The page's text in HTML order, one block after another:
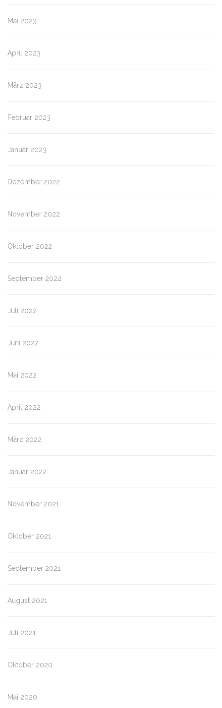
Mai 2023
April 2023
März 2023
Februar 2023
Januar 2023
Dezember 2022
November 2022
Oktober 2022
September 2022
Juli 2022
Juni 2022
Mai 2022
April 2022
März 2022
Januar 2022
November 2021
Oktober 2021
September 2021
August 2021
Juli 2021
Oktober 2020
Mai 2020